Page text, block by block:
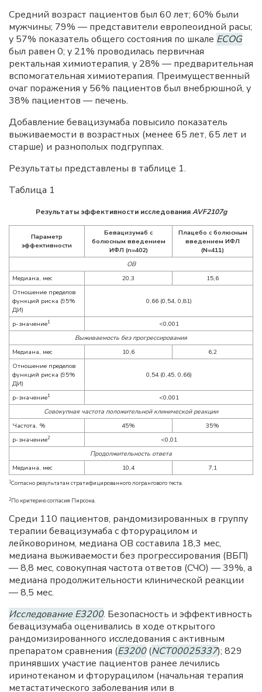
Средний возраст пациентов был 60 лет; 60% были
мужчины; 79% — представители европеоидной расы;
у 57% показатель общего состояния по шкале ECOG
был равен 0; у 21% проводилась первичная
ректальная химиотерапия, у 28% — предварительная
вспомогательная химиотерапия. Преимущественный
очаг поражения у 56% пациентов был внебрюшной, у
38% пациентов — печень.
Добавление бевацизумаба повысило показатель
выживаемости в возрастных (менее 65 лет, 65 лет и
старше) и разнополых подгруппах.
Результаты представлены в таблице 1.
Таблица 1
Результаты эффективности исследованияAVF2107g
Параметр
эффективности
Бевацизумаб с
болюсным введением
ИФЛ (n=402)
Плацебо с болюсным
введением ИФЛ
(N=411)
ОВ
Медиана, мес
20,3
15,6
Отношение пределов
функций риска (95%
ДИ)
0,66 (0,54, 0,81)
p-значение1
<0,001
Выживаемость без прогрессирования
Медиана, мес
10,6
6,2
Отношение пределов
функций риска (95%
ДИ)
0,54 (0,45, 0,66)
p-значение1
<0,001
Совокупная частота положительной клинической реакции
Частота, %
45%
35%
p-значение2
<0,01
Продолжительность ответа
Медиана, мес
10,4 7,1
1Согласно результатам стратифицированного логрангового теста.
2 По критерию согласия Пирсона.
Среди 110 пациентов, рандомизированных в группу
терапии бевацизумаба с фторурацилом и
лейковорином, медиана ОВ составила 18,3 мес,
медиана выживаемости без прогрессирования (ВБП)
— 8,8 мес, совокупная частота ответов (СЧО) — 39%, а
медиана продолжительности клинической реакции
— 8,5 мес.
Исследование E3200. Безопасность и эффективность
бевацизумаба оценивались в ходе открытого
рандомизированного исследования с активным
препаратом сравнения (E3200(NCT00025337); 829
принявших участие пациентов ранее лечились
иринотеканом и фторурацилом (начальная терапия
метастатического заболевания или в